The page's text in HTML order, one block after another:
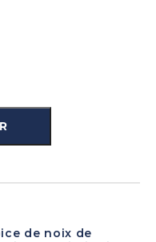
de noix de